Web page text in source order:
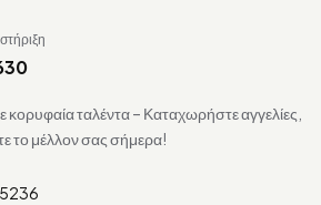
κορυφαία ταλέντα – Καταχωρήστε αγγελίες,
το μέλλον σας σήμερα!